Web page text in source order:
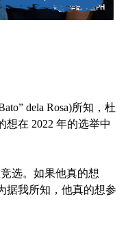
dela Rosa)所知，杜
在 2022 年的选举中
选。如果他真的想
据我所知，他真的想参